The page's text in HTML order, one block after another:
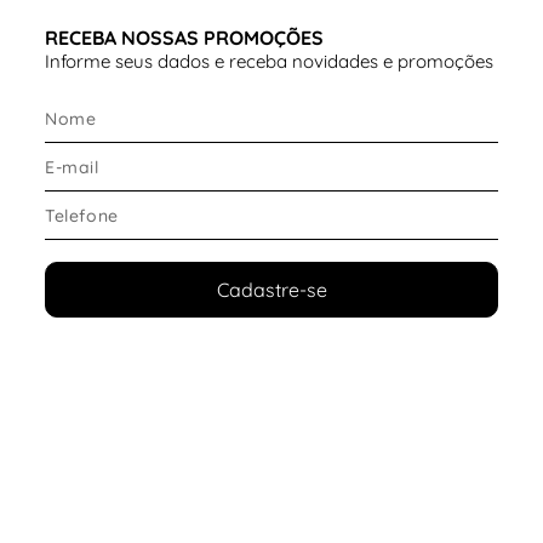
RECEBA NOSSAS PROMOÇÕES
Informe seus dados e receba novidades e promoções
Cadastre-se